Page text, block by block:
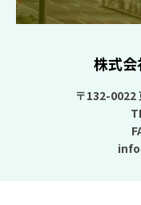
株式会
〒132-0022